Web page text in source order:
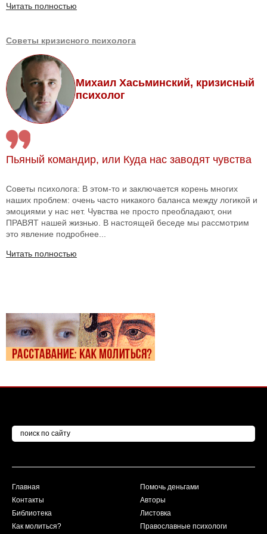
Читать полностью
Советы кризисного психолога
Михаил Хасьминский, кризисный
психолог
Пьяный командир, или Куда нас заводят чувства
Советы психолога: В этом-то и заключается корень многих
наших проблем: очень часто никакого баланса между логикой и
эмоциями у нас нет. Чувства не просто преобладают, они
ПРАВЯТ нашей жизнью. В настоящей беседе мы рассмотрим
это явление подробнее...
Читать полностью
Главная
Контакты
Библиотека
Как молиться?
Помочь деньгами
Авторы
Листовка
Православные психологи